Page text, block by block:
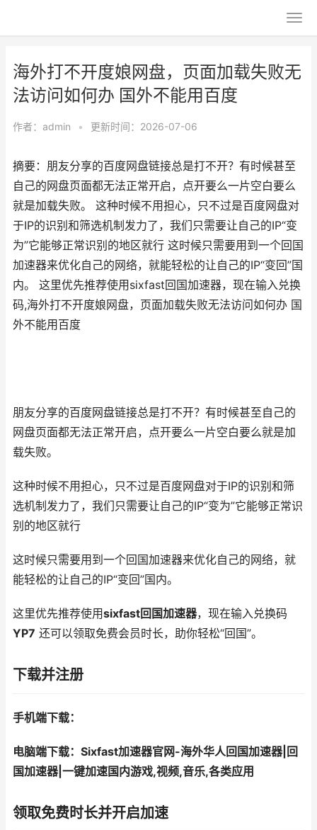
海外打不开度娘网盘，页面加载失败无
法访问如何办 国外不能用百度
作者： admin • 更新时间：2026-07-06
摘要：朋友分享的百度网盘链接总是打不开？有时候甚至
自己的网盘页面都无法正常开启，点开要么一片空白要么
就是加载失败。 这种时候不用担心，只不过是百度网盘对
于IP的识别和筛选机制发力了，我们只需要让自己的IP“变
为”它能够正常识别的地区就行 这时候只需要用到一个回国
加速器来优化自己的网络，就能轻松的让自己的IP“变回”国
内。 这里优先推荐使用sixfast回国加速器，现在输入兑换
码,海外打不开度娘网盘，页面加载失败无法访问如何办 国
外不能用百度
朋友分享的百度网盘链接总是打不开？有时候甚至自己的
网盘页面都无法正常开启，点开要么一片空白要么就是加
载失败。
这种时候不用担心，只不过是百度网盘对于IP的识别和筛
选机制发力了，我们只需要让自己的IP“变为”它能够正常识
别的地区就行
这时候只需要用到一个回国加速器来优化自己的网络，就
能轻松的让自己的IP“变回”国内。
这里优先推荐使用sixfast回国加速器，现在输入兑换码
YP7 还可以领取免费会员时长，助你轻松“回国”。
下载并注册
手机端下载：
电脑端下载：Sixfast加速器官网-海外华人回国加速器|回
国加速器|一键加速国内游戏,视频,音乐,各类应用
领取免费时长并开启加速